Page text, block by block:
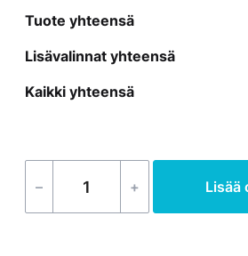
Tuote yhteensä
Lisävalinnat yhteensä
Kaikki yhteensä
–
Hydropool
+ Lisää